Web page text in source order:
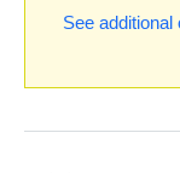
See additional